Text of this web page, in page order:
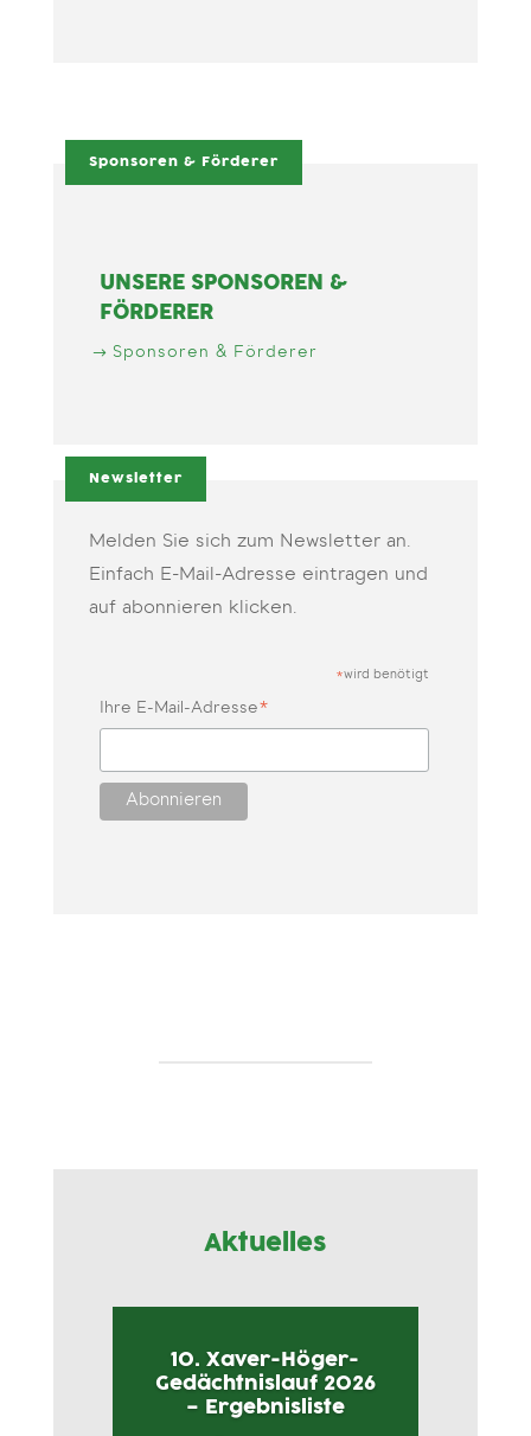
Sponsoren & Förderer
UNSERE SPONSOREN &
FÖRDERER
Sponsoren & Förderer
Newsletter
Melden Sie sich zum Newsletter an.
Einfach E-Mail-Adresse eintragen und
auf abonnieren klicken.
*wird benötigt
Ihre E-Mail-Adresse*
Aktuelles
10. Xaver-Höger-
Gedächtnislauf 2026
– Ergebnisliste